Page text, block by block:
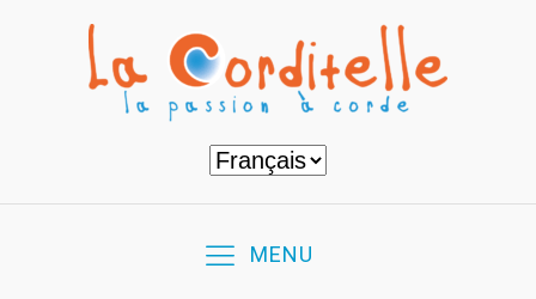
Choisir
une
MENU